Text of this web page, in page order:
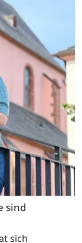
sind
sich